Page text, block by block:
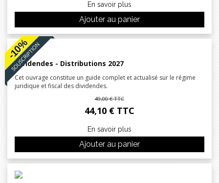
En savoir plus
Ajouter au panier
SOUSCRIPTION
-10%
Dividendes - Distributions 2027
Cet ouvrage constitue un guide complet et actualisé sur le régime
juridique et fiscal des dividendes.
49,00 € TTC
44,10 € TTC
En savoir plus
Ajouter au panier